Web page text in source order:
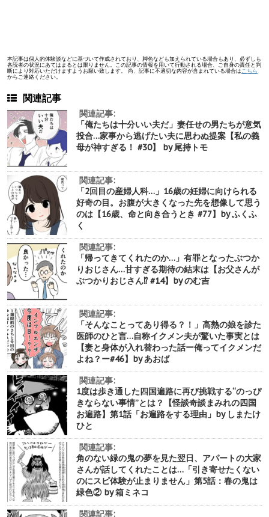
本記事は個人的体験談などに基づいて作成されており、脚色なども加えられている場合もあり、必ずしも
各読者の状況にあてはまるとは限りません。この記事の情報を用いて行動される場合、ご自身の責任と判
断により対応いただけますようお願い致します。 尚、記事に不適切な内容が含まれている場合は こちら
からご連絡ください。
関連記事
関連記事:
「俺たちは十分いい夫だ」妻任せの男たちが意気
投合…家事から逃げたい夫に思わぬ提案【私の義
母が神すぎる！ #30】 by 尾持トモ
関連記事:
「2回目の産婦人科…」16歳の妊婦に向けられる
好奇の目。お腹が大きくなった先を想像して思う
のは【16歳、命と向き合うとき #77】by ふくふ
く
関連記事:
「帰ってきてくれたのか…」有罪となったぶつか
りおじさん…甘すぎる期待の結末は【お父さんが
ぶつかりおじさん⁉︎ #14】by のむ吉
関連記事:
「そんなことってあり得る？！」高熱の娘を診た
医師のひと言…自称イクメン夫が驚いた事実とは
【妻と身体が入れ替わった話ー俺ってイクメンだ
よね？ー#46】by あおば
関連記事:
1度は歩き通した四国遍路に再び挑戦する“のっぴ
きならない事情”とは？【怪談奇談まみれの四国
お遍路】第1話「お遍路をする理由」by しまたけ
ひと
関連記事:
角のない緑の鬼の夢を見た翌日、アパートの大家
さんが話してくれたことは…「引き寄せたくない
のにスピ体験が止まりません」第5話：春の鬼は
緑色② by 箱ミネコ
関連記事: